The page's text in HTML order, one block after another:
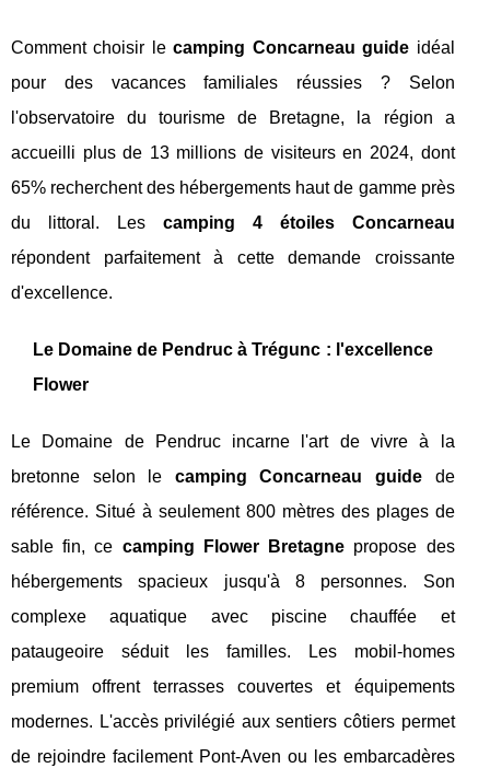
Comment choisir lecamping Concarneau guide idéal
pour des vacances familiales réussies ? Selon
l'observatoire du tourisme de Bretagne, la région a
accueilli plus de 13 millions de visiteurs en 2024, dont
65% recherchent des hébergements haut de gamme près
du littoral. Les camping 4 étoiles Concarneau
répondent parfaitement à cette demande croissante
d'excellence.
Le Domaine de Pendruc à Trégunc : l'excellence
Flower
Le Domaine de Pendruc incarne l'art de vivre à la
bretonne selon le camping Concarneau guide de
référence. Situé à seulement 800 mètres des plages de
sable fin, ce camping Flower Bretagne propose des
hébergements spacieux jusqu'à 8 personnes. Son
complexe aquatique avec piscine chauffée et
pataugeoire séduit les familles. Les mobil-homes
premium offrent terrasses couvertes et équipements
modernes. L'accès privilégié aux sentiers côtiers permet
de rejoindre facilement Pont-Aven ou les embarcadères